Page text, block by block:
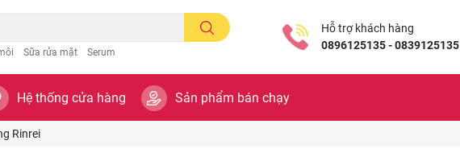
Sữa rửa mặt Serum
Hỗ trợ khách hàng
0896125135 - 0839125135
Hệ thống cửa hàng Sản phẩm bán chạy
Rinrei